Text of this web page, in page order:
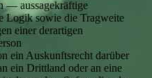
— aussagekräftige
Logik sowie die Tragweite
einer derartigen
ein Auskunftsrecht darüber
ein Drittland oder an eine